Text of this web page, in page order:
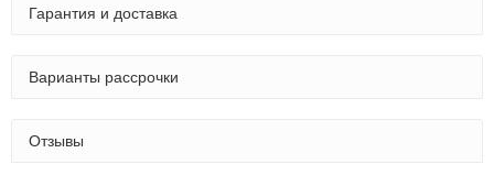
Гарантия и доставка
Варианты рассрочки
Отзывы